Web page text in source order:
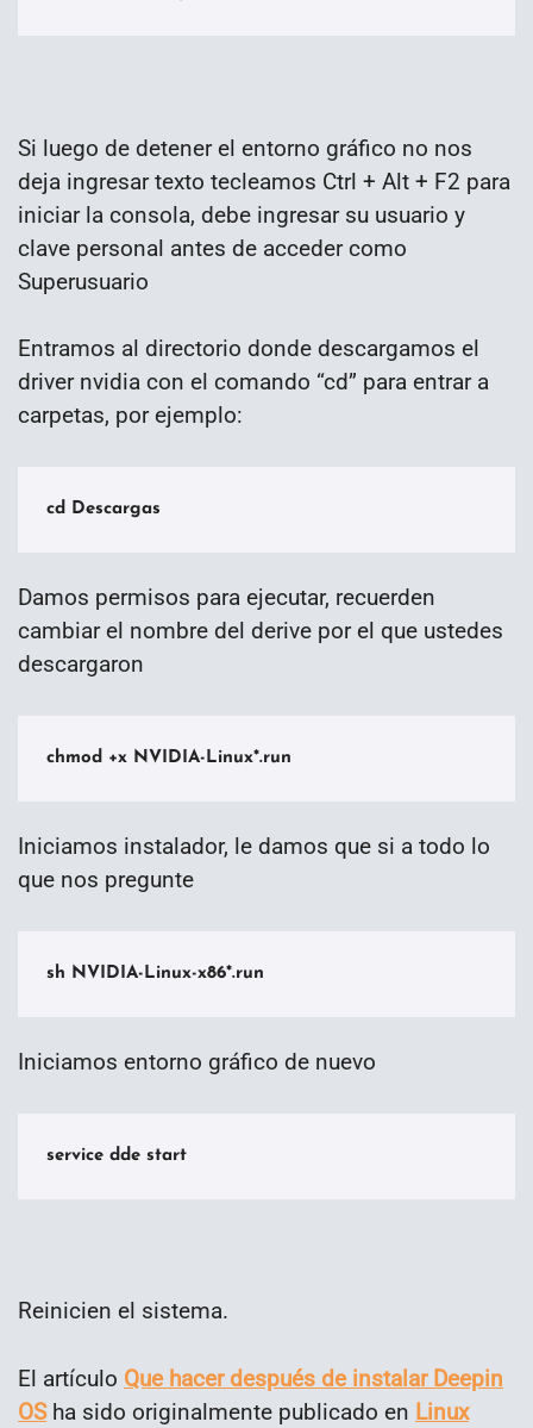
Si luego de detener el entorno gráfico no nos
deja ingresar texto tecleamos Ctrl + Alt + F2 para
iniciar la consola, debe ingresar su usuario y
clave personal antes de acceder como
Superusuario
Entramos al directorio donde descargamos el
driver nvidia con el comando “cd” para entrar a
carpetas, por ejemplo:
cd Descargas
Damos permisos para ejecutar, recuerden
cambiar el nombre del derive por el que ustedes
descargaron
chmod +x NVIDIA-Linux*.run
Iniciamos instalador, le damos que si a todo lo
que nos pregunte
sh NVIDIA-Linux-x86*.run
Iniciamos entorno gráfico de nuevo
service dde start
Reinicien el sistema.
El artículo Que hacer después de instalar Deepin
OSha sido originalmente publicado en Linux